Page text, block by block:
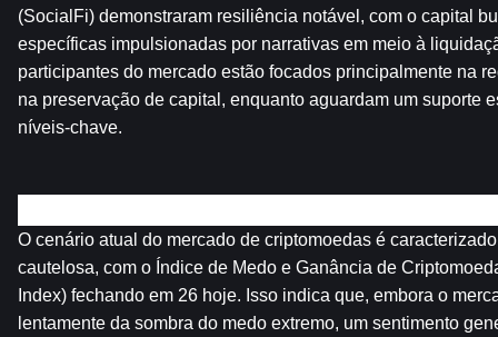
(SocialFi) demonstraram resiliência notável, com o capital
específicas impulsionadas por narrativas em meio à
participantes do mercado estão focados principalmente na
na preservação de capital, enquanto aguardam um suporte
níveis-chave.
O cenário atual do mercado de criptomoedas é
cautelosa, com o Índice de Medo e Ganância de
Index) fechando em 26 hoje. Isso indica que, embora o
lentamente da sombra do medo extremo, um sentimento